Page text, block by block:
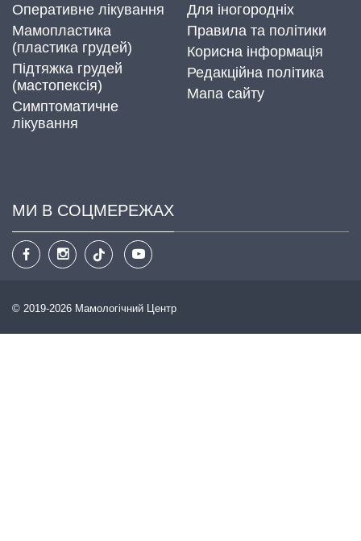
Оперативне лікування
Мамопластика
(пластика грудей)
Підтяжка грудей
(мастопексія)
Симптоматичне
лікування
Для іногородніх
Правила та політики
Корисна інформація
Редакційна політика
Мапа сайту
МИ В СОЦМЕРЕЖАХ
© 2019-2026 Мамологічний Центр